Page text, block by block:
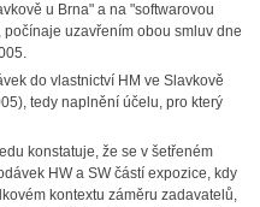
u Brna" a na "softwarovou
uzavřením obou smluv dne
do vlastnictví HM ve Slavkově
tedy naplnění účelu, pro který
konstatuje, že se v šetřeném
HW a SW částí expozice, kdy
kontextu záměru zadavatelů,